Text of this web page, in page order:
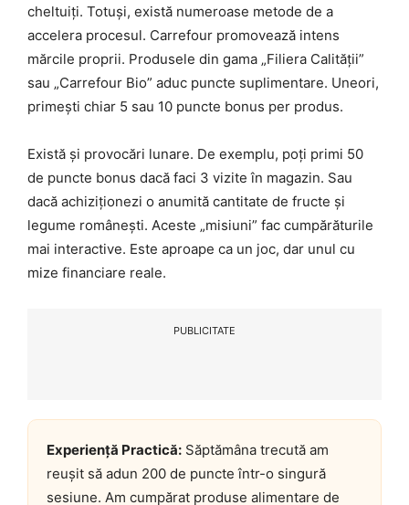
cheltuiți. Totuși, există numeroase metode de a
accelera procesul. Carrefour promovează intens
mărcile proprii. Produsele din gama „Filiera Calității”
sau „Carrefour Bio” aduc puncte suplimentare. Uneori,
primești chiar 5 sau 10 puncte bonus per produs.
Există și provocări lunare. De exemplu, poți primi 50
de puncte bonus dacă faci 3 vizite în magazin. Sau
dacă achiziționezi o anumită cantitate de fructe și
legume românești. Aceste „misiuni” fac cumpărăturile
mai interactive. Este aproape ca un joc, dar unul cu
mize financiare reale.
PUBLICITATE
Experiență Practică: Săptămâna trecută am
reușit să adun 200 de puncte într-o singură
sesiune. Am cumpărat produse alimentare de